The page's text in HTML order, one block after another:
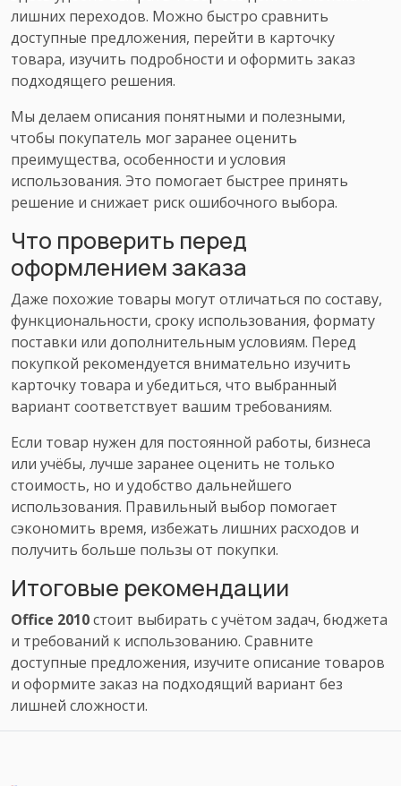
лишних переходов. Можно быстро сравнить
доступные предложения, перейти в карточку
товара, изучить подробности и оформить заказ
подходящего решения.
Мы делаем описания понятными и полезными,
чтобы покупатель мог заранее оценить
преимущества, особенности и условия
использования. Это помогает быстрее принять
решение и снижает риск ошибочного выбора.
Что проверить перед
оформлением заказа
Даже похожие товары могут отличаться по составу,
функциональности, сроку использования, формату
поставки или дополнительным условиям. Перед
покупкой рекомендуется внимательно изучить
карточку товара и убедиться, что выбранный
вариант соответствует вашим требованиям.
Если товар нужен для постоянной работы, бизнеса
или учёбы, лучше заранее оценить не только
стоимость, но и удобство дальнейшего
использования. Правильный выбор помогает
сэкономить время, избежать лишних расходов и
получить больше пользы от покупки.
Итоговые рекомендации
Office 2010стоит выбирать с учётом задач, бюджета
и требований к использованию. Сравните
доступные предложения, изучите описание товаров
и оформите заказ на подходящий вариант без
лишней сложности.